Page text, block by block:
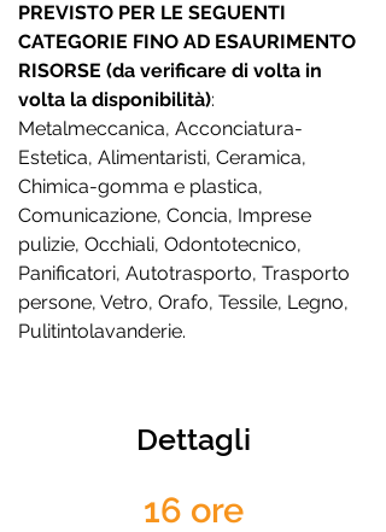
PREVISTO PER LE SEGUENTI
CATEGORIE FINO AD ESAURIMENTO
RISORSE (da verificare di volta in
volta la disponibilità):
Metalmeccanica, Acconciatura-
Estetica, Alimentaristi, Ceramica,
Chimica-gomma e plastica,
Comunicazione, Concia, Imprese
pulizie, Occhiali, Odontotecnico,
Panificatori, Autotrasporto, Trasporto
persone, Vetro, Orafo, Tessile, Legno,
Pulitintolavanderie.
Dettagli
16 ore